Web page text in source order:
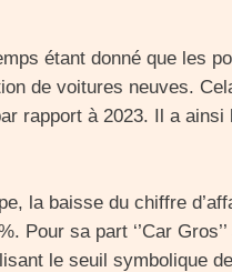
étant donné que les
de voitures neuves.
rapport à 2023. Il a
la baisse du chiffre
Pour sa part ‘’Car
le seuil symbolique